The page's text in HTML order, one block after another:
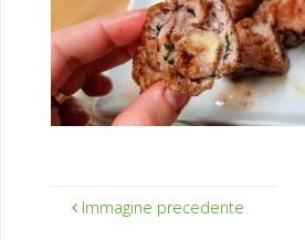
Immagine precedente